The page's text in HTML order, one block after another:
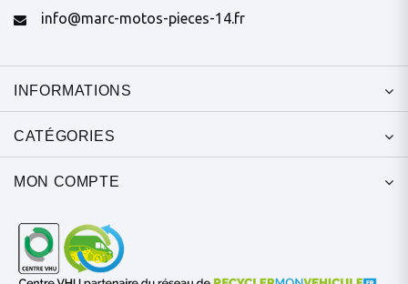
info@marc-motos-pieces-14.fr
INFORMATIONS
CATÉGORIES
MON COMPTE